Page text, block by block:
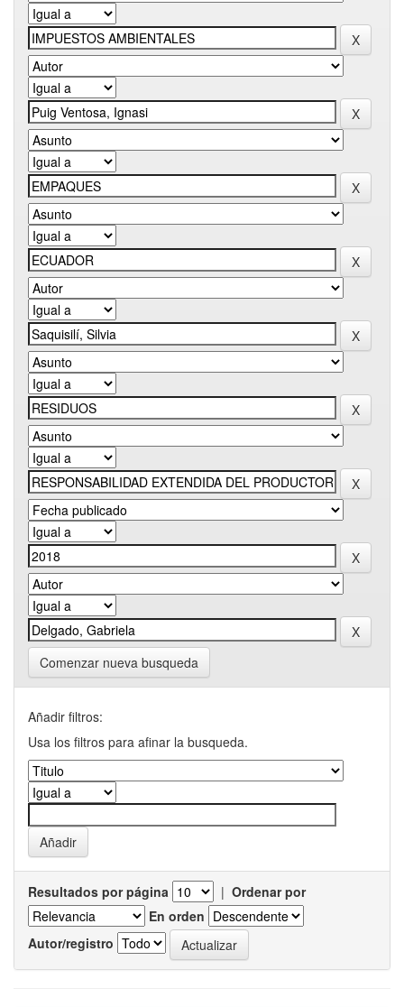
Comenzar nueva busqueda
Añadir filtros:
Usa los filtros para afinar la busqueda.
Resultados por página | Ordenar por
En orden
Autor/registro